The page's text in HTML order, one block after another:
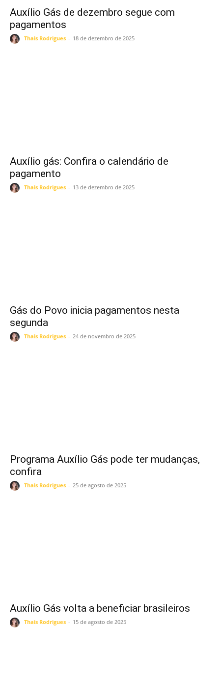
Auxílio Gás de dezembro segue com
pagamentos
Thais Rodrigues - 18 de dezembro de 2025
Auxílio gás: Confira o calendário de
pagamento
Thais Rodrigues - 13 de dezembro de 2025
Gás do Povo inicia pagamentos nesta
segunda
Thais Rodrigues - 24 de novembro de 2025
Programa Auxílio Gás pode ter mudanças,
confira
Thais Rodrigues - 25 de agosto de 2025
Auxílio Gás volta a beneficiar brasileiros
Thais Rodrigues - 15 de agosto de 2025